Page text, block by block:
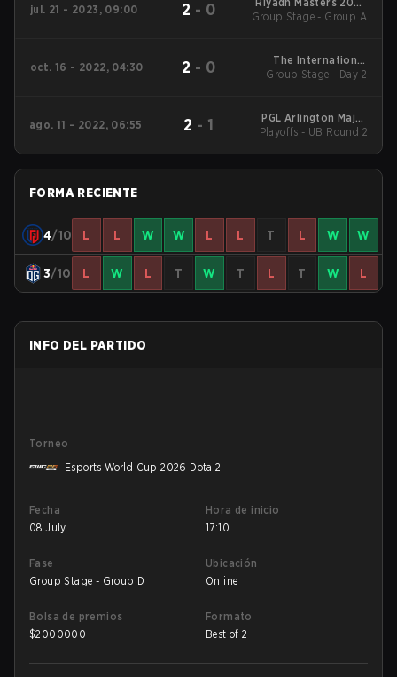
jul. 21 - 2023, 09:00 2 - 0
Main Event
Group Stage - Group A
oct. 16 - 2022, 04:30 2 - 0
The International
2022 Main Event
Group Stage - Day 2
ago. 11 - 2022, 06:55 2 - 1
PGL Arlington Major
2022
Playoffs - UB Round 2
FORMA RECIENTE
4/10 L L W W L L T L W W
3/10 L W L T W T L T W L
INFO DEL PARTIDO
Torneo
Esports World Cup 2026 Dota 2
Fecha
08 July
Hora de inicio
17:10
Fase
Group Stage - Group D
Ubicación
Online
Bolsa de premios
$2000000
Formato
Best of 2